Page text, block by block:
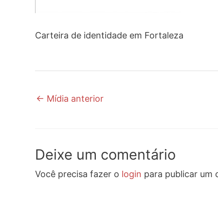
Carteira de identidade em Fortaleza
← Mídia anterior
Deixe um comentário
Você precisa fazer o login para publicar um